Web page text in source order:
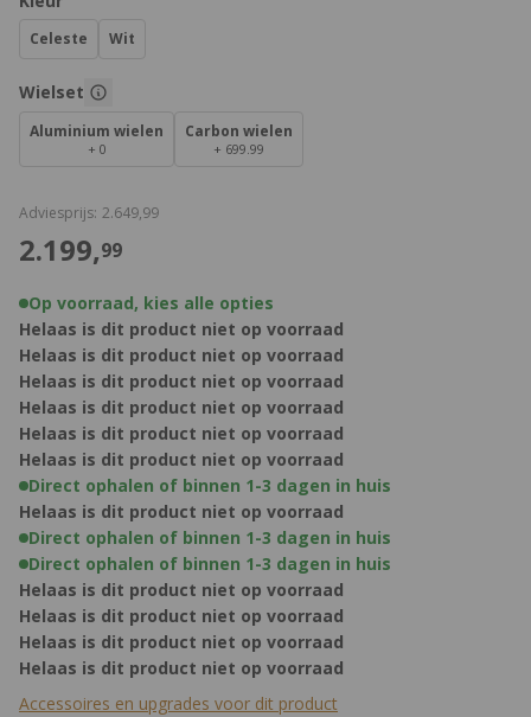
Celeste Wit
Aanpasbare opties:
Wielset
Aluminium wielen
+ 0
Carbon wielen
+ 699.99
Adviesprijs: €
2.649,99
€
2.199,99
Op voorraad, kies alle opties
Helaas is dit product niet op voorraad
Helaas is dit product niet op voorraad
Helaas is dit product niet op voorraad
Helaas is dit product niet op voorraad
Helaas is dit product niet op voorraad
Helaas is dit product niet op voorraad
Direct ophalen of binnen 1-3 dagen in huis
Helaas is dit product niet op voorraad
Direct ophalen of binnen 1-3 dagen in huis
Direct ophalen of binnen 1-3 dagen in huis
Helaas is dit product niet op voorraad
Helaas is dit product niet op voorraad
Helaas is dit product niet op voorraad
Helaas is dit product niet op voorraad
Accessoires en upgrades voor dit product